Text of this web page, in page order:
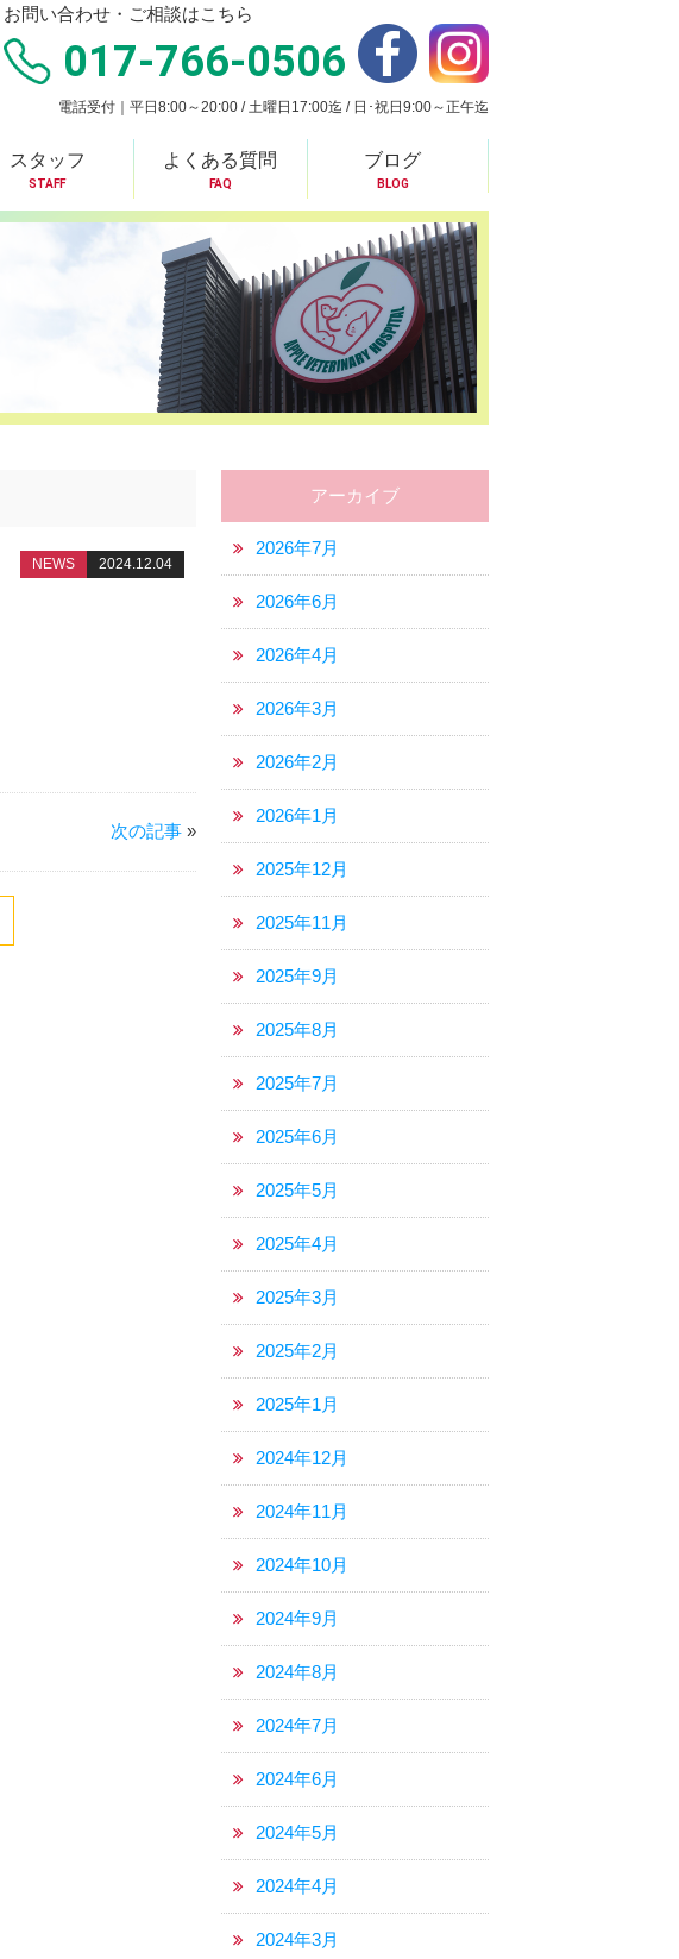
お問い合わせ・ご相談はこちら
017-766-0506
電話受付｜平日8:00～20:00 / 土曜日17:00迄 / 日･祝日9:00～正午迄
スタッフ
STAFF
よくある質問
FAQ
ブログ
BLOG
NEWS 2024.12.04
次の記事 »
アーカイブ
2026年7月
2026年6月
2026年4月
2026年3月
2026年2月
2026年1月
2025年12月
2025年11月
2025年9月
2025年8月
2025年7月
2025年6月
2025年5月
2025年4月
2025年3月
2025年2月
2025年1月
2024年12月
2024年11月
2024年10月
2024年9月
2024年8月
2024年7月
2024年6月
2024年5月
2024年4月
2024年3月